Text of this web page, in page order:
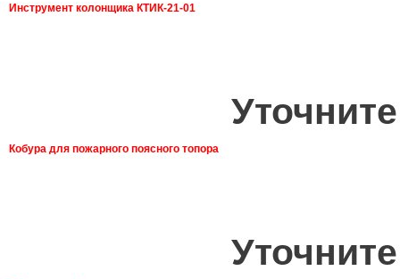
Инструмент колонщика КТИК-21-01
Кобура для пожарного поясного топора